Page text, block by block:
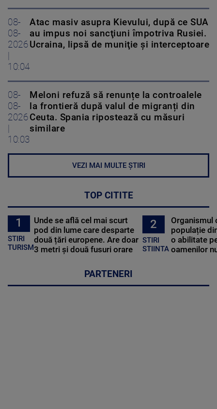
08-
08-
2026
|
10:04
Atac masiv asupra Kievului, după ce SUA
au impus noi sancţiuni împotriva Rusiei.
Ucraina, lipsă de muniţie şi interceptoare
08-
08-
2026
|
10:03
Meloni refuză să renunțe la controalele
la frontieră după valul de migranți din
Ceuta. Spania ripostează cu măsuri
similare
VEZI MAI MULTE ȘTIRI
TOP CITITE
1
STIRI
TURISM
Unde se află cel mai scurt
pod din lume care desparte
două țări europene. Are doar
3 metri și două fusuri orare
2
STIRI
STIINTA
Organismul
populație
o abilitate
oamenilor
PARTENERI